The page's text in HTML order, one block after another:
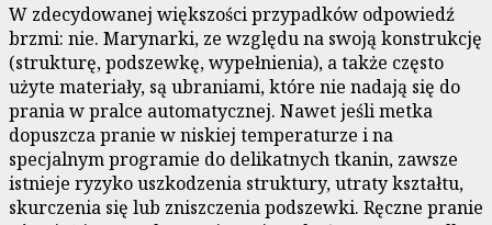
W zdecydowanej większości przypadków odpowiedź
brzmi: nie. Marynarki, ze względu na swoją konstrukcję
(strukturę, podszewkę, wypełnienia), a także często
użyte materiały, są ubraniami, które nie nadają się do
prania w pralce automatycznej. Nawet jeśli metka
dopuszcza pranie w niskiej temperaturze i na
specjalnym programie do delikatnych tkanin, zawsze
istnieje ryzyko uszkodzenia struktury, utraty kształtu,
skurczenia się lub zniszczenia podszewki. Ręczne pranie